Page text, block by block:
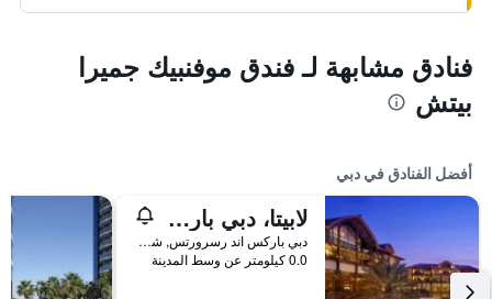
فنادق مشابهة لـ فندق موفنبيك جميرا
بيتش
أفضل الفنادق في دبي
لابيتا، دبي باركس آند ريزورتس، أوتوغراف كوليكشن
دبي باركس اند رسرورتس, شارع الشيخ زايد, دبي, الامارات العربية المتحدة
0.0 كيلومتر عن وسط المدينة